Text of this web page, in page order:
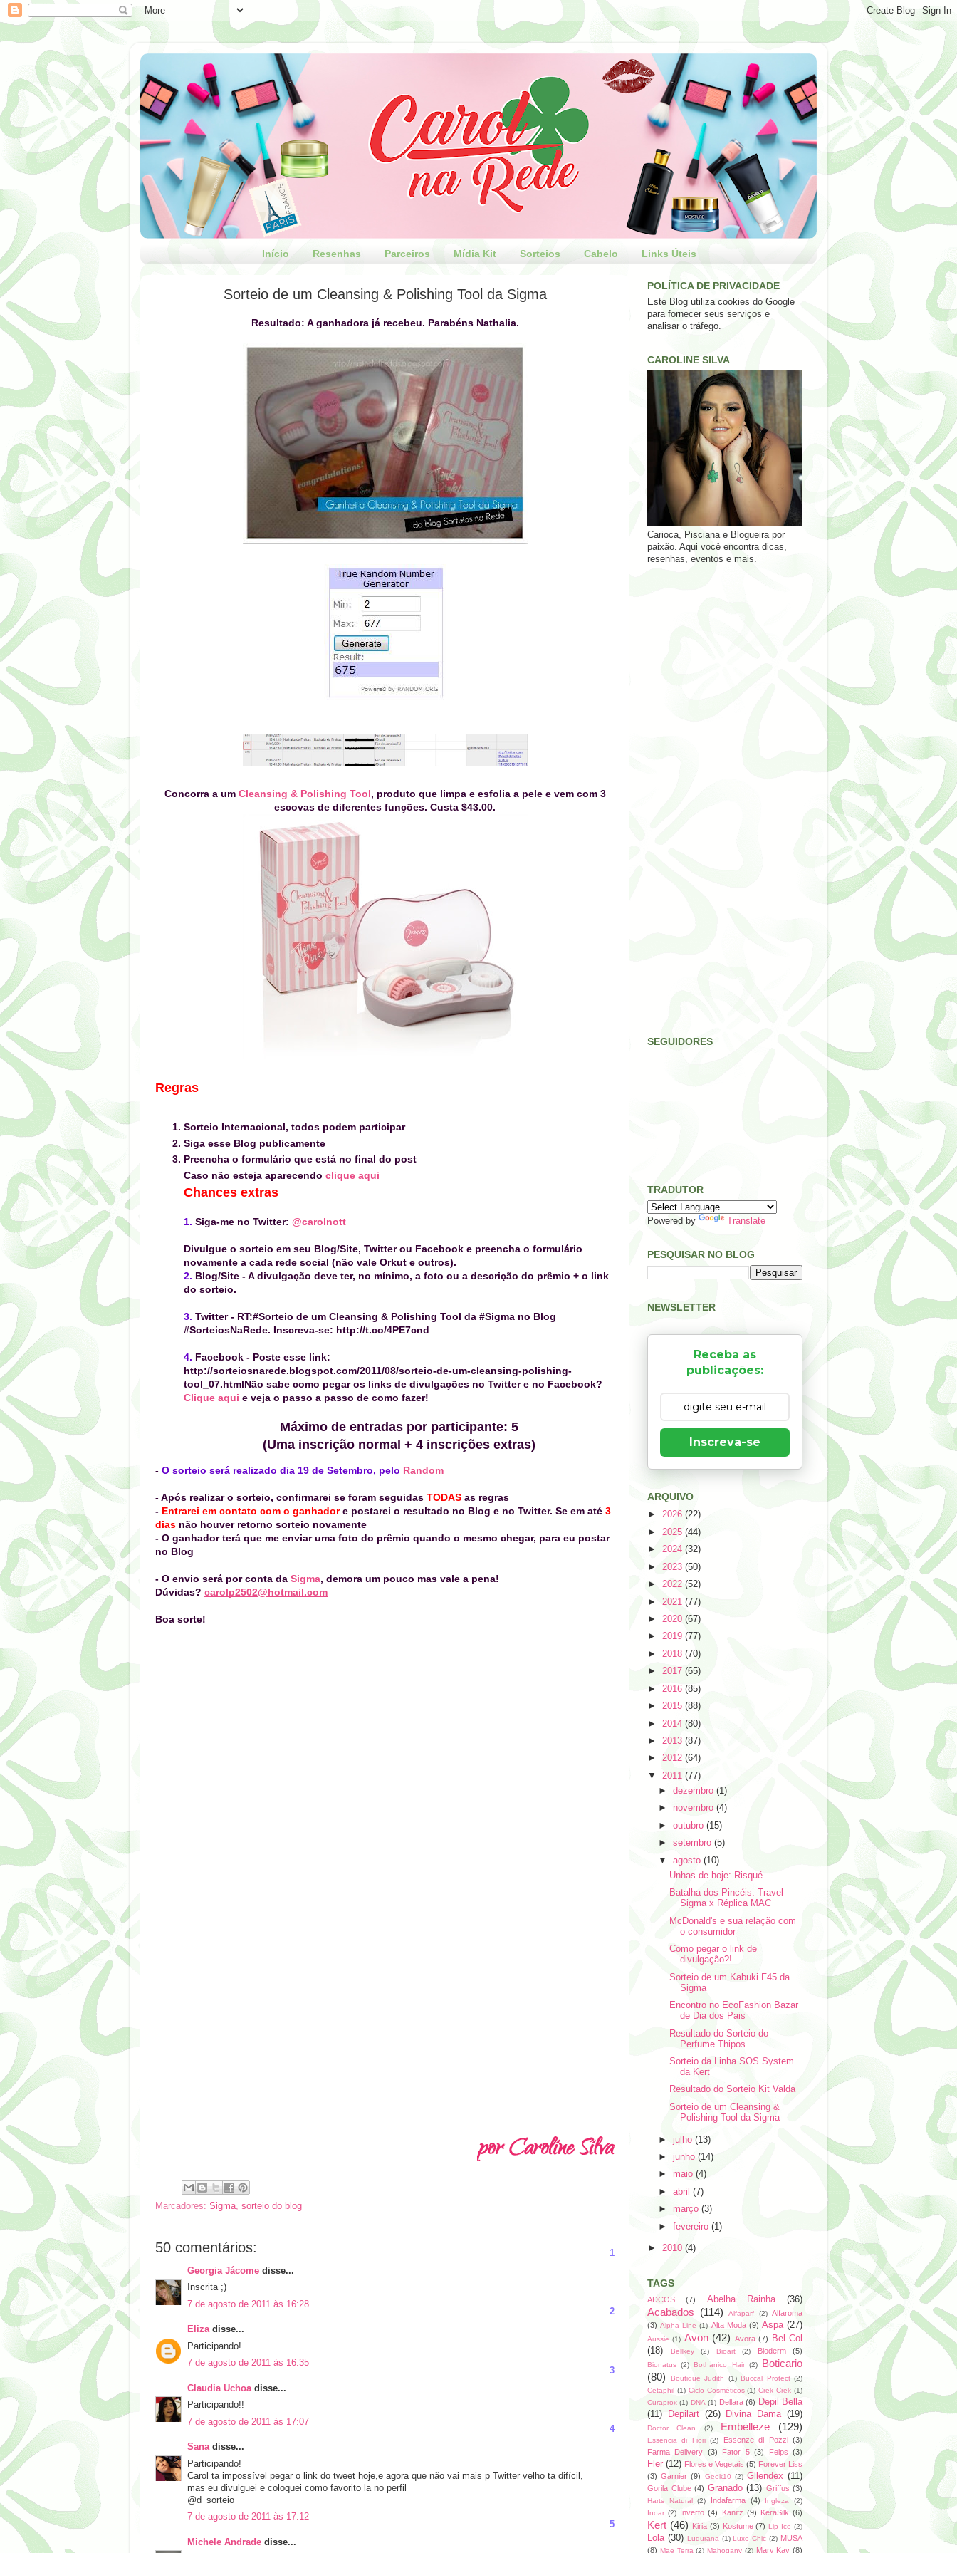
Início Resenhas Parceiros Mídia Kit Sorteios Cabelo Links Úteis
Sorteio de um Cleansing & Polishing Tool da Sigma
Resultado: A ganhadora já recebeu. Parabéns Nathalia.
Concorra a um Cleansing & Polishing Tool, produto que limpa e esfolia a pele e vem com 3
escovas de diferentes funções. Custa $43.00.
Regras
Sorteio Internacional, todos podem participar
Siga esse Blog publicamente
Preencha o formulário que está no final do post
Caso não esteja aparecendo clique aqui
Chances extras
1. Siga-me no Twitter: @carolnott
Divulgue o sorteio em seu Blog/Site, Twitter ou Facebook e preencha o formulário
novamente a cada rede social (não vale Orkut e outros).
2. Blog/Site -A divulgação deve ter, no mínimo, a foto ou a descrição do prêmio + o link
do sorteio.
3. Twitter- RT:#Sorteio de um Cleansing & Polishing Tool da #Sigma no Blog
#SorteiosNaRede. Inscreva-se: http://t.co/4PE7cnd
4. Facebook - Poste esse link:
http://sorteiosnarede.blogspot.com/2011/08/sorteio-de-um-cleansing-polishing-
tool_07.htmlNão sabe como pegar os links de divulgações no Twitter e no Facebook?
Clique aqui e veja o passo a passo de como fazer!
Máximo de entradas por participante: 5
(Uma inscrição normal + 4 inscrições extras)
- O sorteio será realizado dia 19 de Setembro, pelo Random
- Após realizar o sorteio, confirmarei se foram seguidas TODAS as regras
- Entrarei em contato com o ganhadore postarei o resultado no Blog e no Twitter. Se em até 3
dias não houver retorno sorteio novamente
- O ganhador terá que me enviar uma foto do prêmio quando o mesmo chegar, para eu postar
no Blog
- O envio será por conta da Sigma, demora um pouco mas vale a pena!
Dúvidas? carolp2502@hotmail.com
Boa sorte!
Marcadores: Sigma, sorteio do blog
50 comentários:
Georgia Jácome disse...
1
Inscrita ;)
7 de agosto de 2011 às 16:28
Elizadisse...
2
Participando!
7 de agosto de 2011 às 16:35
Claudia Uchoadisse...
3
Participando!!
7 de agosto de 2011 às 17:07
Sanadisse...
4
Participando!
Carol ta impossível pegar o link do tweet hoje,e agora que não vai mais p Twitter velho ta difícil,
mas eu divulguei e coloquei como favorito la no perfil
@d_sorteio
7 de agosto de 2011 às 17:12
Michele Andrade disse...
5
POLÍTICA DE PRIVACIDADE
Este Blog utiliza cookies do Google
para fornecer seus serviços e
analisar o tráfego.
CAROLINE SILVA
Carioca, Pisciana e Blogueira por
paixão. Aqui você encontra dicas,
resenhas, eventos e mais.
SEGUIDORES
TRADUTOR
Powered by Translate
PESQUISAR NO BLOG
NEWSLETTER
Receba as
publicações:
Inscreva-se
ARQUIVO
► 2026 (22)
► 2025 (44)
► 2024 (32)
► 2023 (50)
► 2022 (52)
► 2021 (77)
► 2020 (67)
► 2019 (77)
► 2018 (70)
► 2017 (65)
► 2016 (85)
► 2015 (88)
► 2014 (80)
► 2013 (87)
► 2012 (64)
▼ 2011 (77)
►dezembro(1)
► novembro(4)
►outubro(15)
►setembro(5)
▼agosto(10)
Unhas de hoje: Risqué
Batalha dos Pincéis: Travel
Sigma x Réplica MAC
McDonald's e sua relação com
o consumidor
Como pegar o link de
divulgação?!
Sorteio de um Kabuki F45 da
Sigma
Encontro no EcoFashion Bazar
de Dia dos Pais
Resultado do Sorteio do
Perfume Thipos
Sorteio da Linha SOS System
da Kert
Resultado do Sorteio Kit Valda
Sorteio de um Cleansing &
Polishing Tool da Sigma
►julho(13)
►junho(14)
► maio(4)
►abril(7)
► março(3)
►fevereiro(1)
► 2010 (4)
TAGS
ADCOS (7) Abelha Rainha (36)
Acabados (114) Alfaparf (2) Alfaroma
(3) Alpha Line (1) Alta Moda (9) Aspa (27)
Aussie (1) Avon (42) Avora (7)
Bel Col
(18)
Bellkey (2) Bioart (2) Bioderm (5)
Bionatus (2) Bothanico Hair (2)
Boticario
(80)
Boutique Judith (1) Buccal Protect (2)
Cetaphil (1) Ciclo Cosméticos (1) Crek Crek (1)
Curaprox (1) DNA (1) Dellara (6) Depil Bella
(11)
Depilart (26) Divina Dama (19)
Doctor Clean (2) Embelleze (129)
Essencia di Fiori (2) Essenze di Pozzi (3)
Farma Delivery (3) Fator 5 (3) Felps (3)
Fler (12) Flores e Vegetais (5) Forever Liss
(3) Garnier (9) Geek10 (2) Gllendex (11)
Gorila Clube (4) Granado (13) Griffus (3)
Harts Natural (2) Indafarma (4) Ingleza
(2)
Inoar (2) Inverto (4) Kanitz (9) KeraSilk (6)
Kert (46) Kiria (3) Kostume (7) Lip Ice (2)
Lola (30) Ludurana (1) Luxo Chic (2) MUSA
(8) Mae Terra (2) Mahogany (2) Mary Kay (8)